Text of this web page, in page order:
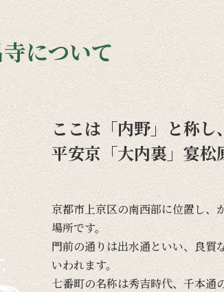
について
ここは「内野」と称し
平安京「大内裏」宴松
京都市上京区の南西部に位置し、
場所です。
門前の通りは出水通といい、 良質
いわれます。
七番町の名称は秀吉時代、千本通